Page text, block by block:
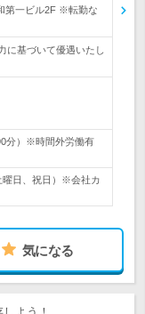
第一ビル2F ※転勤な
に基づいて優遇いたし
分）※時間外労働有
曜日、祝日）※会社カ
気になる